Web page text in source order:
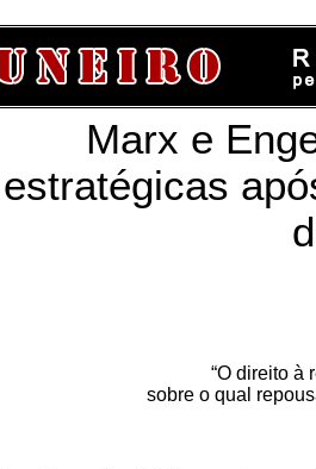
Marx e
estratégicas
“O direito à
sobre o qual